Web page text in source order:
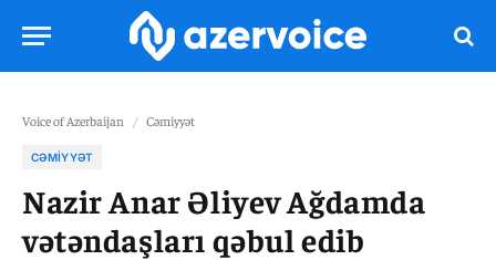
Voice of Azerbaijan / Cəmiyyət
CƏMIYYƏT
Nazir Anar Əliyev Ağdamda
vətəndaşları qəbul edib